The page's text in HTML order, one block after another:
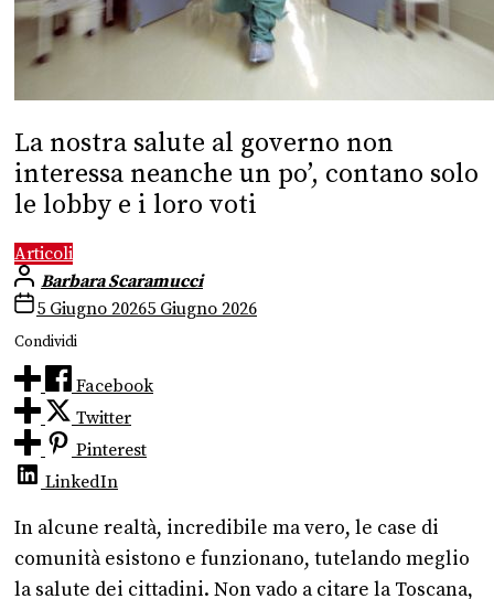
La nostra salute al governo non
interessa neanche un po’, contano solo
le lobby e i loro voti
Articoli
Barbara Scaramucci
5 Giugno 20265 Giugno 2026
Condividi
Facebook
Twitter
Pinterest
LinkedIn
In alcune realtà, incredibile ma vero, le case di
comunità esistono e funzionano, tutelando meglio
la salute dei cittadini. Non vado a citare la Toscana,